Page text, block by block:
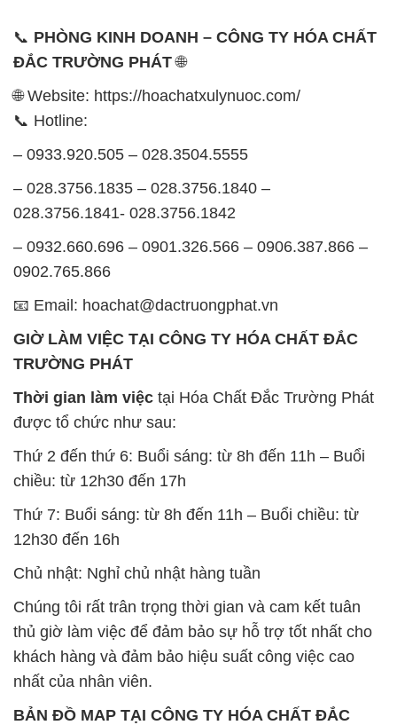
📞 PHÒNG KINH DOANH – CÔNG TY HÓA CHẤT
ĐẮC TRƯỜNG PHÁT🌐
🌐 Website: https://hoachatxulynuoc.com/
📞 Hotline:
– 0933.920.505 – 028.3504.5555
– 028.3756.1835 – 028.3756.1840 –
028.3756.1841- 028.3756.1842
– 0932.660.696 – 0901.326.566 – 0906.387.866 –
0902.765.866
📧 Email: hoachat@dactruongphat.vn
GIỜ LÀM VIỆC TẠI CÔNG TY HÓA CHẤT ĐẮC
TRƯỜNG PHÁT
Thời gian làm việc tại Hóa Chất Đắc Trường Phát
được tổ chức như sau:
Thứ 2 đến thứ 6: Buổi sáng: từ 8h đến 11h – Buổi
chiều: từ 12h30 đến 17h
Thứ 7: Buổi sáng: từ 8h đến 11h – Buổi chiều: từ
12h30 đến 16h
Chủ nhật: Nghỉ chủ nhật hàng tuần
Chúng tôi rất trân trọng thời gian và cam kết tuân
thủ giờ làm việc để đảm bảo sự hỗ trợ tốt nhất cho
khách hàng và đảm bảo hiệu suất công việc cao
nhất của nhân viên.
BẢN ĐỒ MAP TẠI CÔNG TY HÓA CHẤT ĐẮC